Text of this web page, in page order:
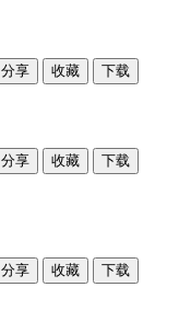
分享 收藏 下载
分享 收藏 下载
分享 收藏 下载